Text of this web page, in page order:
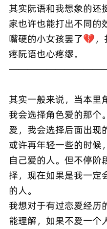
其实阮语和我想象的还
家也许也能打出不同的
嘴硬的小女孩罢了💔
疼阮语也心疼缪。
其实一般来说，当本里
我会选择角色爱的那个
爱，我会选择后面出现
或许再年轻一些的时候
自己爱的人。但不停阶
择，现在如果是我一定
的人。
我想对于有过恋爱经历
能理解，如果不爱一个